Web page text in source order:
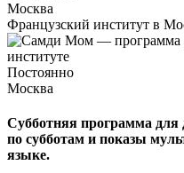
Москва
Французский институт в
Постоянно
Москва
Субботняя программа для
по субботам и показы
языке.